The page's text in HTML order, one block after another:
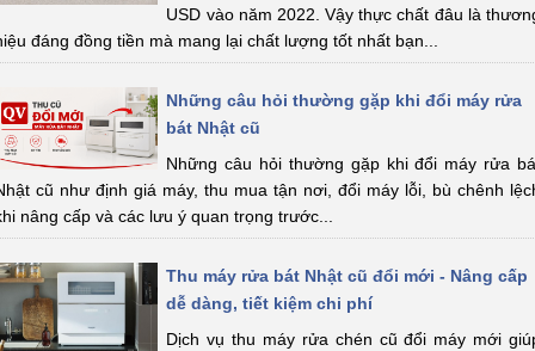
USD vào năm 2022. Vậy thực chất đâu là
đáng đồng tiền mà mang lại chất lượng tốt nhất bạn...
Những câu hỏi thường gặp khi đổi máy rửa
bát Nhật cũ
Những câu hỏi thường gặp khi đổi máy rửa
cũ như định giá máy, thu mua tận nơi, đổi máy lỗi, bù chênh
nâng cấp và các lưu ý quan trọng trước...
Thu máy rửa bát Nhật cũ đổi mới - Nâng cấp
dễ dàng, tiết kiệm chi phí
Dịch vụ thu máy rửa chén cũ đổi máy mới